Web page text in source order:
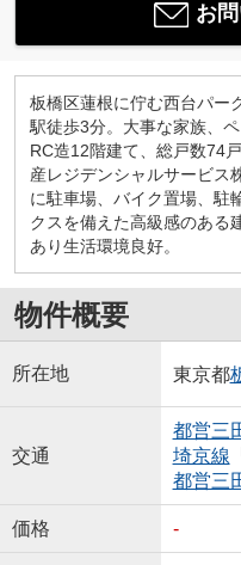
お
板橋区蓮根に佇む西台パー
駅徒歩3分。大事な家族、
RC造12階建て、総戸数74
産レジデンシャルサービス
に駐車場、バイク置場、駐
クスを備えた高級感のある
あり生活環境良好。
物件概要
所在地 東京都
交通
都営三
埼京線 「
都営三
価格 -